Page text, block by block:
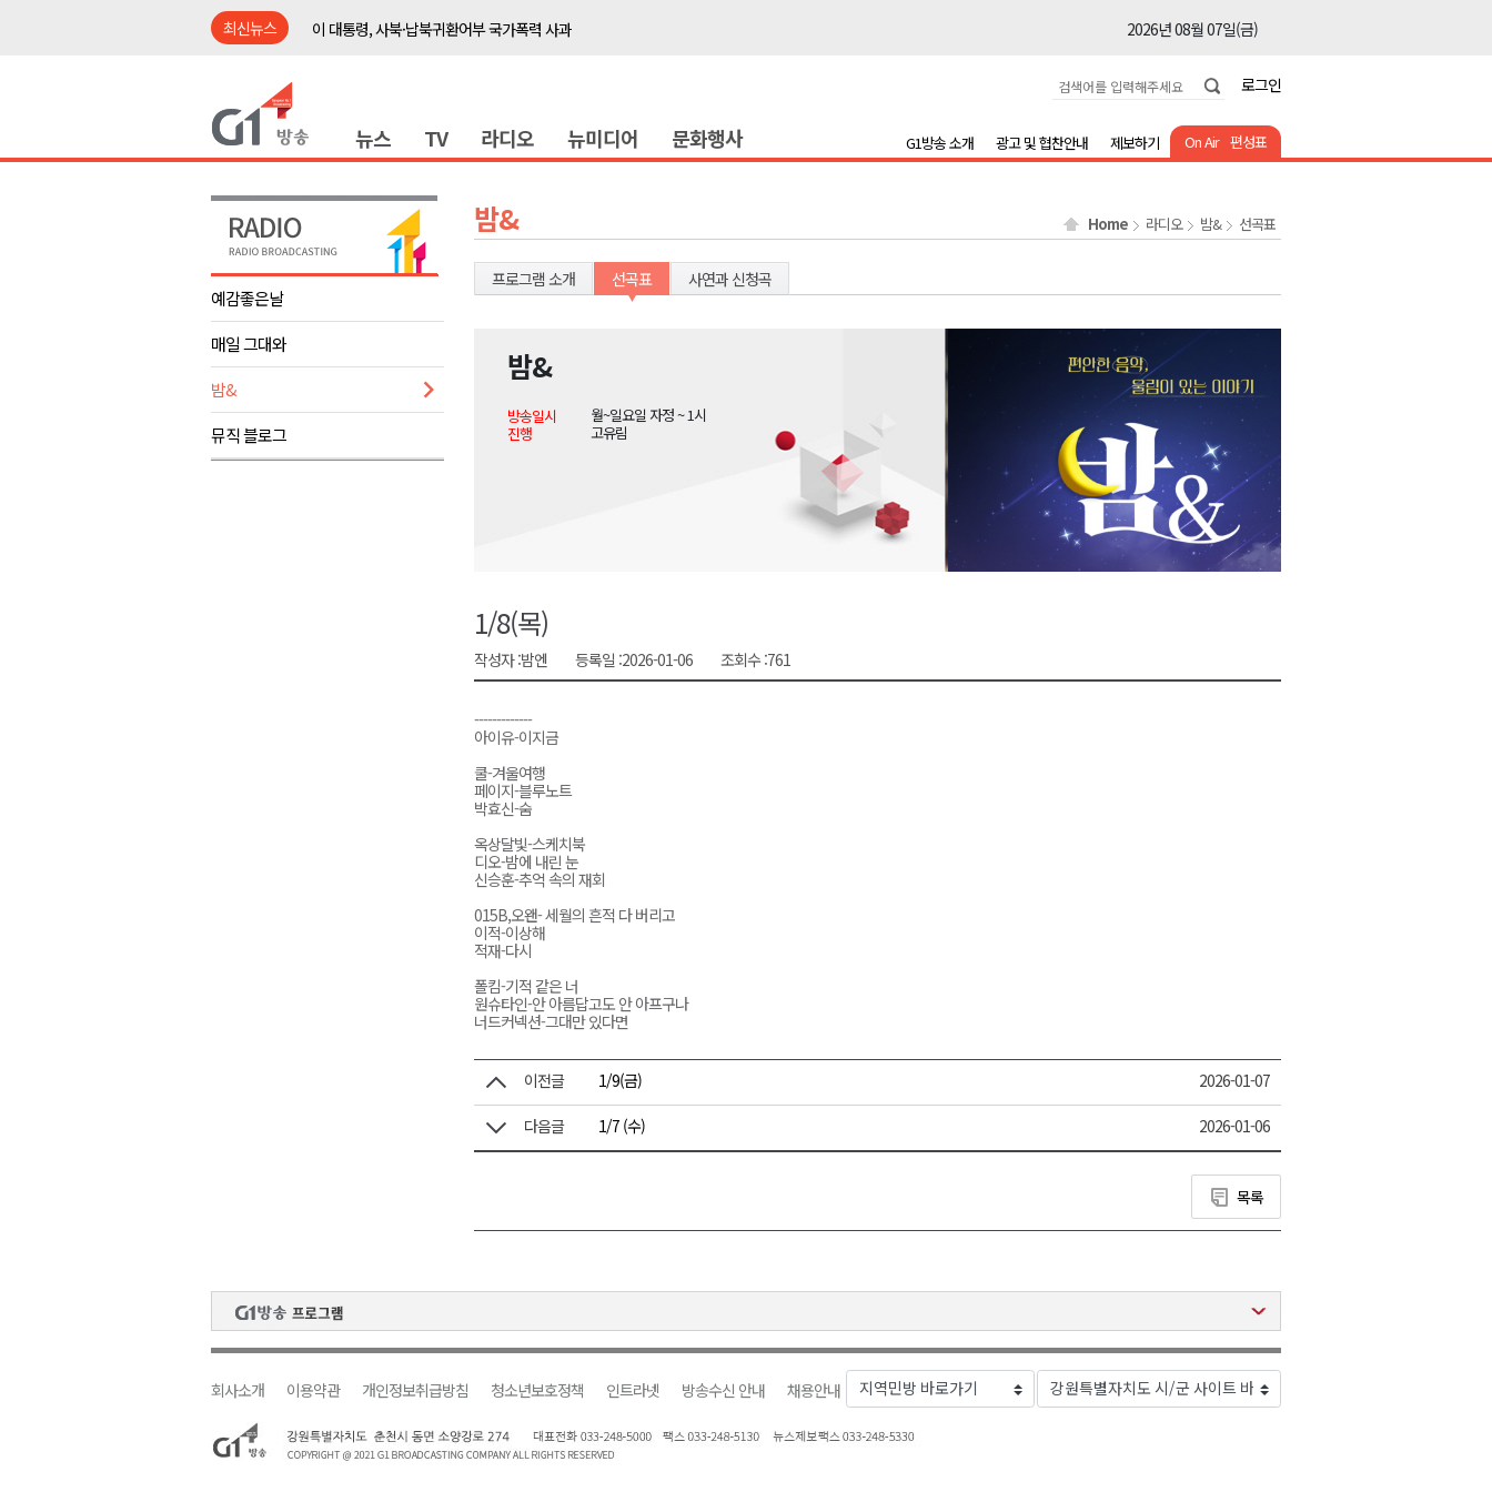
최신뉴스
이 대통령, 사북·납북귀환어부 국가폭력 사과
2026년 08월 07일(금)
2026년 08월 07일(금)
이광재 국회 예결위원장, 강릉시 초청 특별 강연
2026년 08월 07일(금)
육동한 시장, 국제스케이트장 춘천 유치 건의
영월군, 국·도비 확보 보고회 개최
2026년 08월 07일(금)
삼척 공공산후조리원 이전 시급
도-시군 첫 간담회..우상호 "하나된 공동체"
2026년 08월 07일(금)
이 대통령, 사북·납북귀환어부 국가폭력 사과
2026년 08월 07일(금)
여름축제 더위와 전쟁..물놀이 접목
2026년 08월 07일(금)
강원도, 최휘영 문체부장관과 정책간담회
2026년 08월 07일(금)
2026년 08월 07일(금)
2026년 08월 07일(금)
2026년 08월 07일(금)
삼척 공공산후조리원 이전 시급
강원자치도교육청 교감급 이상 387명 인사
로그인
뉴스 TV 라디오 뉴미디어 문화행사 On Air 편성표
G1방송 소개 광고 및 협찬안내 제보하기
예감좋은날
매일 그대와
밤&
뮤직 블로그
밤& Home 라디오 밤& 선곡표
프로그램 소개 선곡표 사연과 신청곡
밤&
방송일시
월~일요일 자정 ~ 1시
진행
고유림
1/8(목)
작성자 :밤엔 등록일 :2026-01-06 조회수 :761
-------------
아이유-이지금
쿨-겨울여행
페이지-블루노트
박효신-숨
옥상달빛-스케치북
디오-밤에 내린 눈
신승훈-추억 속의 재회
015B,오왠- 세월의 흔적 다 버리고
이적-이상해
적재-다시
폴킴-기적 같은 너
원슈타인-안 아름답고도 안 아프구나
너드커넥션-그대만 있다면
이전글 1/9(금) 2026-01-07
다음글 1/7 (수) 2026-01-06
목록
회사소개 이용약관 개인정보취급방침 청소년보호정책 인트라넷 방송수신 안내 채용안내